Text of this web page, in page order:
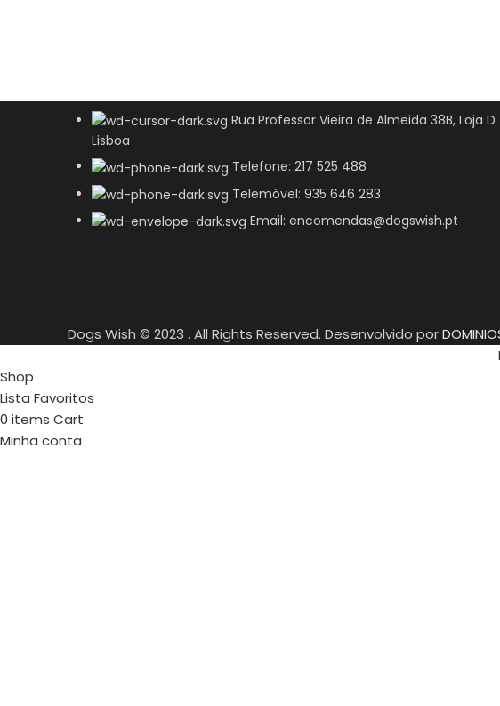
Rua Professor Vieira de Almeida 38B, Loja
Lisboa
Telefone: 217 525 488
Telemóvel: 935 646 283
Email: encomendas@dogswish.pt
Dogs Wish © 2023 . All Rights Reserved. Desenvolvido por
Shop
Lista Favoritos
0 items Cart
Minha conta